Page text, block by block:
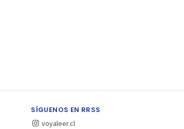
SÍGUENOS EN RRSS
voyaleer.cl